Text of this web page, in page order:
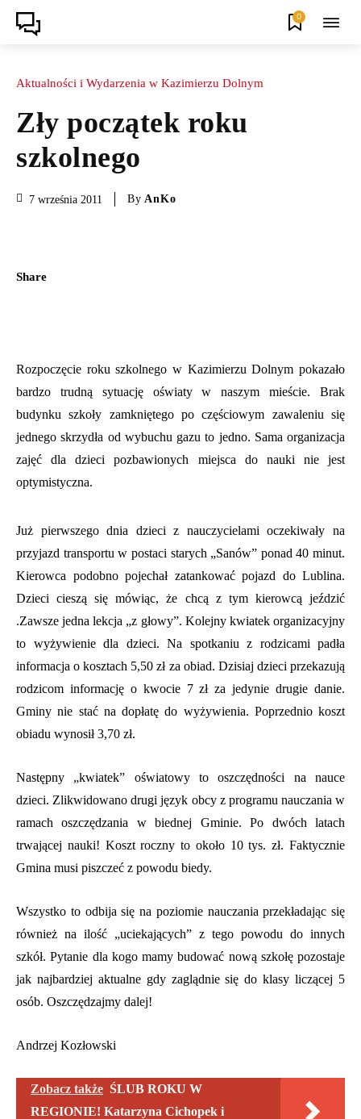
0
Aktualności i Wydarzenia w Kazimierzu Dolnym
Zły początek roku
szkolnego
7 września 2011 By AnKo
Share
Rozpoczęcie roku szkolnego w Kazimierzu Dolnym pokazało
bardzo trudną sytuację oświaty w naszym mieście. Brak
budynku szkoły zamkniętego po częściowym zawaleniu się
jednego skrzydła od wybuchu gazu to jedno. Sama organizacja
zajęć dla dzieci pozbawionych miejsca do nauki nie jest
optymistyczna.
Już pierwszego dnia dzieci z nauczycielami oczekiwały na
przyjazd transportu w postaci starych „Sanów” ponad 40 minut.
Kierowca podobno pojechał zatankować pojazd do Lublina.
Dzieci cieszą się mówiąc, że chcą z tym kierowcą jeździć
.Zawsze jedna lekcja „z głowy”. Kolejny kwiatek organizacyjny
to wyżywienie dla dzieci. Na spotkaniu z rodzicami padła
informacja o kosztach 5,50 zł za obiad. Dzisiaj dzieci przekazują
rodzicom informację o kwocie 7 zł za jedynie drugie danie.
Gminy nie stać na dopłatę do wyżywienia. Poprzednio koszt
obiadu wynosił 3,70 zł.
Następny „kwiatek” oświatowy to oszczędności na nauce
dzieci. Zlikwidowano drugi język obcy z programu nauczania w
ramach oszczędzania w biednej Gminie. Po dwóch latach
trwającej nauki! Koszt roczny to około 10 tys. zł. Faktycznie
Gmina musi piszczeć z powodu biedy.
Wszystko to odbija się na poziomie nauczania przekładając się
również na ilość „uciekających” z tego powodu do innych
szkół. Pytanie dla kogo mamy budować nową szkołę pozostaje
jak najbardziej aktualne gdy zaglądnie się do klasy liczącej 5
osób. Oszczędzajmy dalej!
Andrzej Kozłowski
Zobacz także ŚLUB ROKU W
REGIONIE! Katarzyna Cichopek i